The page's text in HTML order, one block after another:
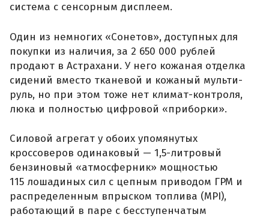
система с сенсорным дисплеем.
Один из немногих «Сонетов», доступных для
покупки из наличия, за 2 650 000 рублей
продают в Астрахани. У него кожаная отделка
сидений вместо тканевой и кожаный мульти-
руль, но при этом тоже нет климат-контроля,
люка и полностью цифровой «приборки».
Силовой агрегат у обоих упомянутых
кроссоверов одинаковый — 1,5-литровый
бензиновый «атмосферник» мощностью
115 лошадиных сил с цепным приводом ГРМ и
распределенным впрыском топлива (MPI),
работающий в паре с бесступенчатым